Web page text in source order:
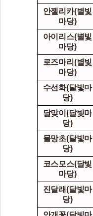
안젤리카(별빛
마당)
아이리스(별빛
마당)
로즈마리(별빛
마당)
수선화(달빛마
당)
달맞이(달빛마
당)
물망초(달빛마
당)
코스모스(달빛
마당)
진달래(달빛마
당)
안개꽃(달빛마